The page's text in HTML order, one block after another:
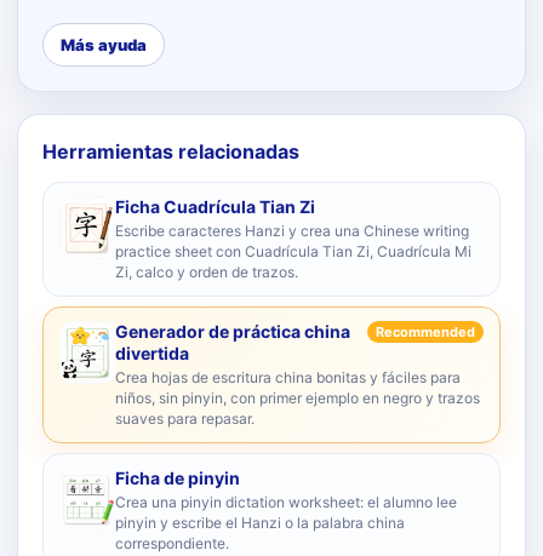
Más ayuda
Herramientas relacionadas
Ficha Cuadrícula Tian Zi
Escribe caracteres Hanzi y crea una Chinese writing
practice sheet con Cuadrícula Tian Zi, Cuadrícula Mi
Zi, calco y orden de trazos.
Generador de práctica china
divertida
Recommended
Crea hojas de escritura china bonitas y fáciles para
niños, sin pinyin, con primer ejemplo en negro y trazos
suaves para repasar.
Ficha de pinyin
Crea una pinyin dictation worksheet: el alumno lee
pinyin y escribe el Hanzi o la palabra china
correspondiente.